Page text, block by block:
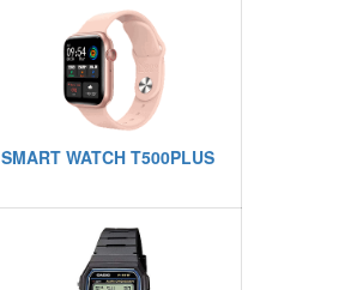
SMART WATCH T500PLUS